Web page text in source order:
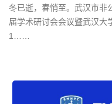
冬已逝，春悄至。武汉市非
届学术研讨会会议暨武汉大
1……